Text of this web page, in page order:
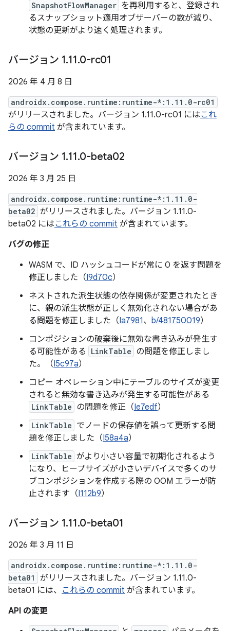
SnapshotFlowManager を再利用すると、登録され
るスナップショット適用オブザーバーの数が減り、
状態の更新がより速く処理されます。
バージョン 1.11.0-rc01
2026 年 4 月 8 日
androidx.compose.runtime:runtime-*:1.11.0-rc01
がリリースされました。バージョン 1.11.0-rc01 にはこれ
らの commit が含まれています。
バージョン 1.11.0-beta02
2026 年 3 月 25 日
androidx.compose.runtime:runtime-*:1.11.0-
beta02 がリリースされました。バージョン 1.11.0-
beta02 にはこれらの commit が含まれています。
バグの修正
WASM で、ID ハッシュコードが常に 0 を返す問題を
修正しました（I9d70c）
ネストされた派生状態の依存関係が変更されたとき
に、親の派生状態が正しく無効化されない場合があ
る問題を修正しました（Ia7981、 b/481750019）
コンポジションの破棄後に無効な書き込みが発生す
る可能性がある
LinkTable の問題を修正しまし
た。（I5c97a）
コピー オペレーション中にテーブルのサイズが変更
されると無効な書き込みが発生する可能性がある
LinkTable の問題を修正（Ie7edf）
LinkTable でノードの保存値を誤って更新する問
題を修正しました（I58a4a）
LinkTable がより小さい容量で初期化されるよう
になり、ヒープサイズが小さいデバイスで多くのサ
ブコンポジションを作成する際の OOM エラーが防
止されます（I112b9）
バージョン 1.11.0-beta01
2026 年 3 月 11 日
androidx.compose.runtime:runtime-*:1.11.0-
beta01
がリリースされました。バージョン 1.11.0-
beta01 には、 これらの commit が含まれています。
API の変更